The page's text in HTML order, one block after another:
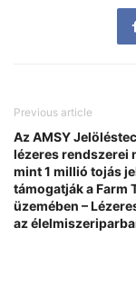
Previous article
Az AMSY
lézeres rendszerei
mint 1 millió tojás
támogatják a Farm
üzemében –
az